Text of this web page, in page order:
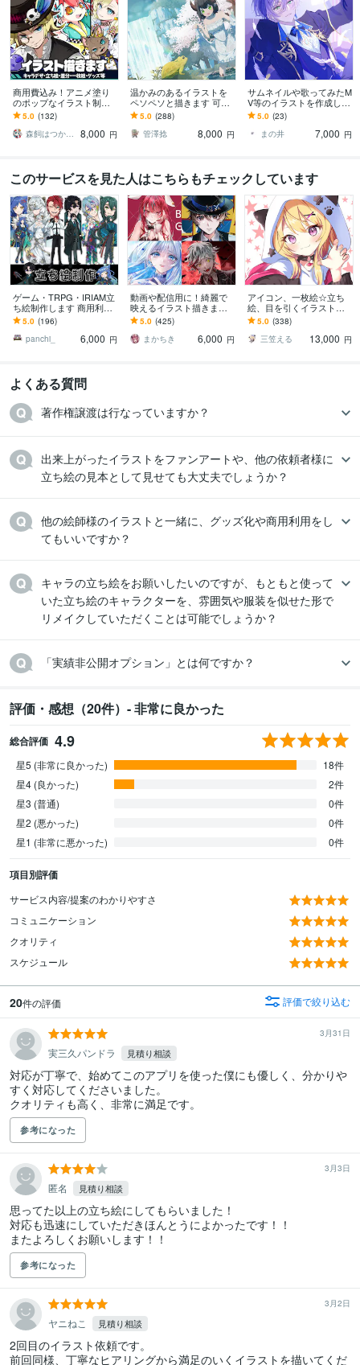
商用費込み！アニメ塗り
のポップなイラスト制作
します 配信、動画、SN
S、IRIAMやグッズに！幅
広く対応
5.0 (132)
森飼はつか／ｲﾗｽﾄﾚｰﾀｰ
8,000 円
温かみのあるイラストを
ペソペソと描きます 可愛
い女の子から可愛くない
ゴリマッチョまで描きま
す。
5.0 (288)
管澤捻
8,000 円
サムネイルや歌ってみたM
V等のイラストを作成しま
す 1枚絵、サムネイルイラ
スト、MVイラスト、立ち
絵など
5.0 (23)
まの井
7,000 円
このサービスを見た人はこちらもチェックしています
ゲーム・TRPG・IRIAM立
ち絵制作します 商用利用
無料！自由に使えるあな
ただけのキャラクター作
成！
5.0 (196)
panchi_
6,000 円
動画や配信用に！綺麗で
映えるイラスト描きます
企業V様、大手事務所所属
V様案件実績あり！
5.0 (425)
まかちき
6,000 円
アイコン、一枚絵☆立ち
絵、目を引くイラスト描
きます イリアム、サム
ネ、live2D、YouTube、歌
ってみたも
5.0 (338)
三笠える
13,000 円
よくある質問
著作権譲渡は行なっていますか？
出来上がったイラストをファンアートや、他の依頼者様に
立ち絵の見本として見せても大丈夫でしょうか？
他の絵師様のイラストと一緒に、グッズ化や商用利用をし
てもいいですか？
キャラの立ち絵をお願いしたいのですが、もともと使って
いた立ち絵のキャラクターを、雰囲気や服装を似せた形で
リメイクしていただくことは可能でしょうか？
評価・感想（20件）- 非常に良かった
総合評価 4.9
星5 (非常に良かった)
18件
星4 (良かった)
2件
星3 (普通)
0件
星2 (悪かった)
0件
星1 (非常に悪かった)
0件
項目別評価
サービス内容/提案のわかりやすさ
コミュニケーション
クオリティ
スケジュール
20件の評価 評価で絞り込む
3月31日
実三久パンドラ 見積り相談
対応が丁寧で、始めてこのアプリを使った僕にも優しく、分かりや
すく対応してくださいました。
クオリティも高く、非常に満足です。
参考になった
3月3日
匿名 見積り相談
思ってた以上の立ち絵にしてもらいました！
対応も迅速にしていただきほんとうによかったです！！
またよろしくお願いします！！
参考になった
3月2日
ヤニねこ 見積り相談
2回目のイラスト依頼です。
前回同様、丁寧なヒアリングから満足のいくイラストを描いてくだ